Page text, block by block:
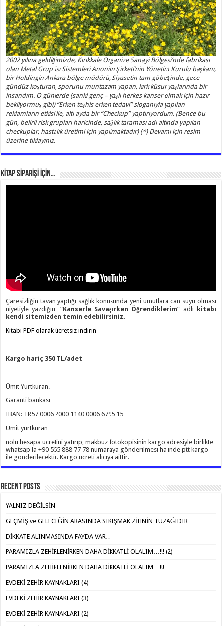
2002 yılına geldiğimizde, Kırıkkale Organize Sanayi Bölgesi’nde fabrikası
olan Metal Grup Isı Sistemleri Anonim Şirketi’nin Yönetim Kurulu başkanı,
bir Holdingin Ankara bölge müdürü, Siyasetin tam göbeğinde, gece
gündüz koşturan, sporunu muntazam yapan, kırk küsur yaşlarında bir
insandım. O günlerde (sanki genç – yaşlı herkes kanser olmak için hazır
bekliyormuş gibi) “Erken teşhis erken tedavi” sloganıyla yapılan
reklamların etkisi ile, altı ayda bir “Checkup” yaptırıyordum. (Bence bu
gün, belirli risk grupları haricinde, sağlık taraması adı altında yapılan
checkuplar, hastalık üretimi için yapılmaktadır) (*) Devamı için resim
üzerine tıklayınız.
KİTAP SİPARİŞİ İÇİN…
Çaresizliğin tavan yaptığı sağlık konusunda yeni umutlara can suyu olması
niyetiyle yazdığım “Kanserle Savaşırken Öğrendiklerim” adlı
kitabı
kendi sitemizden temin edebilirsiniz.
Kitabı PDF olarak ücretsiz indirin
Kargo hariç 350 TL/adet
Ümit Yurtkuran.
Garanti bankası
IBAN: TR57 0006 2000 1140 0006 6795 15
Ümit yurtkuran
nolu hesapa ücretini yatırıp, makbuz fotokopisinin kargo adresiyle birlikte
whatsap la +90 555 888 77 78 numaraya gönderilmesi halinde ptt kargo
ile gönderilecektir. Kargo ücreti alıcıya aittir.
Recent Posts
YALNIZ DEĞİLSİN
GEÇMİŞ ve GELECEĞİN ARASINDA SIKIŞMAK ZİHNİN TUZAĞIDIR…
DİKKATE ALINMASINDA FAYDA VAR…
PARAMIZLA ZEHİRLENİRKEN DAHA DİKKATLİ OLALIM…!!! (2)
PARAMIZLA ZEHİRLENİRKEN DAHA DİKKATLİ OLALIM…!!!
EVDEKİ ZEHİR KAYNAKLARI (4)
EVDEKİ ZEHİR KAYNAKLARI (3)
EVDEKİ ZEHİR KAYNAKLARI (2)